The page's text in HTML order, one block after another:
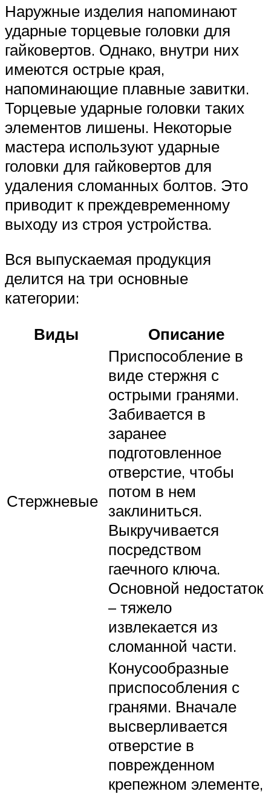
Наружные изделия напоминают
ударные торцевые головки для
гайковертов. Однако, внутри них
имеются острые края,
напоминающие плавные завитки.
Торцевые ударные головки таких
элементов лишены. Некоторые
мастера используют ударные
головки для гайковертов для
удаления сломанных болтов. Это
приводит к преждевременному
выходу из строя устройства.
Вся выпускаемая продукция
делится на три основные
категории:
Виды
Описание
Стержневые
Приспособление в
виде стержня с
острыми гранями.
Забивается в
заранее
подготовленное
отверстие, чтобы
потом в нем
заклиниться.
Выкручивается
посредством
гаечного ключа.
Основной недостаток
– тяжело
извлекается из
сломанной части.
Конусообразные
приспособления с
гранями. Вначале
высверливается
отверстие в
поврежденном
крепежном элементе,